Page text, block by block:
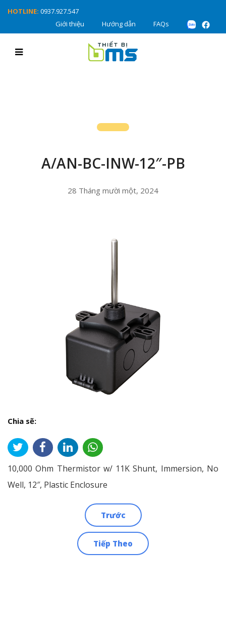
HOTLINE: 0937.927.547
Giới thiệu
Hướng dẫn FAQs
A/AN-BC-INW-12″-PB
28 Tháng mười một, 2024
Chia sẽ:
10,000 Ohm Thermistor w/ 11K Shunt, Immersion, No
Well, 12″, Plastic Enclosure
Trước
Tiếp Theo